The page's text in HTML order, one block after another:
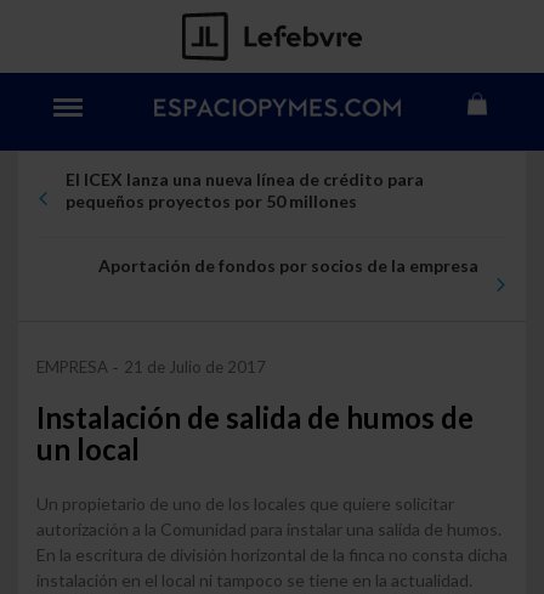
El ICEX lanza una nueva línea de crédito para
pequeños proyectos por 50 millones
Aportación de fondos por socios de la empresa
EMPRESA - 21 de Julio de 2017
Instalación de salida de humos de
un local
Un propietario de uno de los locales que quiere solicitar
autorización a la Comunidad para instalar una salida de humos.
En la escritura de división horizontal de la finca no consta dicha
instalación en el local ni tampoco se tiene en la actualidad.